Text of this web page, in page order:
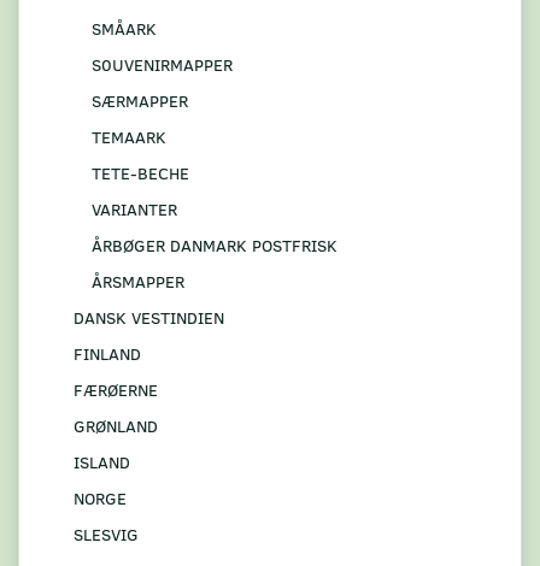
SMÅARK
S0UVENIRMAPPER
SÆRMAPPER
TEMAARK
TETE-BECHE
VARIANTER
ÅRBØGER DANMARK POSTFRISK
ÅRSMAPPER
DANSK VESTINDIEN
FINLAND
FÆRØERNE
GRØNLAND
ISLAND
NORGE
SLESVIG